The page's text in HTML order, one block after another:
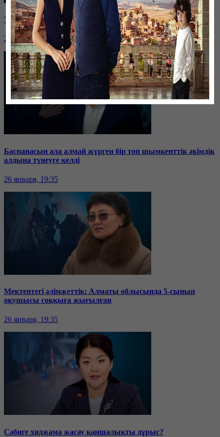
Таразда ТЭЦ қызметкерлері жалақы көтеруді талап етті
26 января, 19:36
Баспанасын ала алмай жүрген бір топ шымкенттік әкімдік
алдына түнеуге келді
26 января, 19:35
Мектептегі әлімжеттік: Алматы облысында 5-сынып
оқушысы соққыға жығылған
26 января, 19:35
Сәбиге хиджама жасау қаншалықты дұрыс?